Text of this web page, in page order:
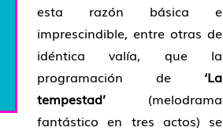
esta razón básica e
imprescindible, entre otras de
idéntica valía, que la
programación de ‘La
tempestad’(melodrama
fantástico en tres actos) se